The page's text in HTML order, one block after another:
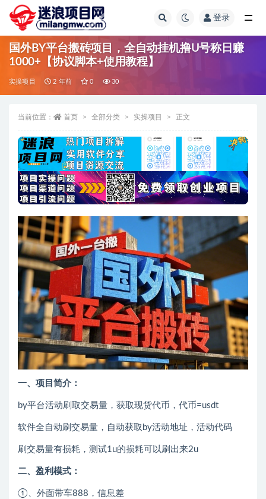
登录
国外BY平台搬砖项目，全自动挂机撸U号称日赚
1000+【协议脚本+使用教程】
实操项目 2 年前 0 30
当前位置： 首页 全部分类 实操项目 正文
一、项目简介：
by平台活动刷取交易量，获取现货代币，代币=usdt
软件全自动刷交易量，自动获取by活动地址，活动代码
刷交易量有损耗，测试1u的损耗可以刷出来2u
二、盈利模式：
①、外面带车888，信息差
全部